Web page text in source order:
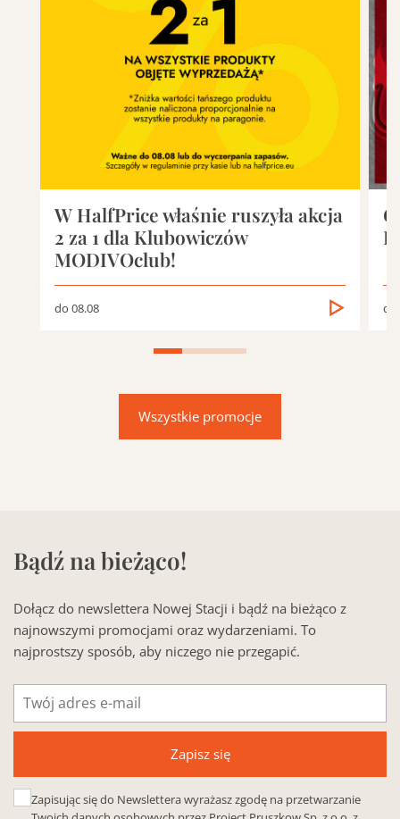
W HalfPrice właśnie ruszyła akcja
2 za 1 dla Klubowiczów
MODIVOclub!
do 08.08 do
Wszystkie promocje
Bądź na bieżąco!
Dołącz do newslettera Nowej Stacji i bądź na bieżąco z
najnowszymi promocjami oraz wydarzeniami. To
najprostszy sposób, aby niczego nie przegapić.
Adres
mail
Zapisz się
Zapisując się do Newslettera wyrażasz zgodę na przetwarzanie